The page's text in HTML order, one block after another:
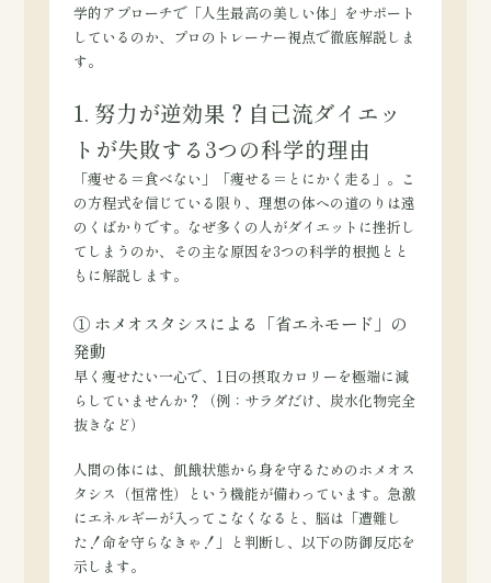
学的アプローチで「人生最高の美しい体」をサポート
しているのか、プロのトレーナー視点で徹底解説しま
す。
1. 努力が逆効果？自己流ダイエッ
トが失敗する3つの科学的理由
「痩せる＝食べない」「痩せる＝とにかく走る」。こ
の方程式を信じている限り、理想の体への道のりは遠
のくばかりです。なぜ多くの人がダイエットに挫折し
てしまうのか、その主な原因を3つの科学的根拠とと
もに解説します。
① ホメオスタシスによる「省エネモード」の
発動
早く痩せたい一心で、1日の摂取カロリーを極端に減
らしていませんか？（例：サラダだけ、炭水化物完全
抜きなど）
人間の体には、飢餓状態から身を守るためのホメオス
タシス（恒常性）という機能が備わっています。急激
にエネルギーが入ってこなくなると、脳は「遭難し
た！命を守らなきゃ！」と判断し、以下の防御反応を
示します。